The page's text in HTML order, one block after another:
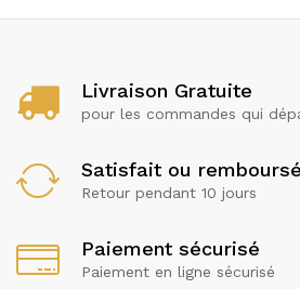
Livraison Gratuite
pour les commandes qui
Satisfait ou remboursé
Retour pendant 10 jours
Paiement sécurisé
Paiement en ligne sécurisé